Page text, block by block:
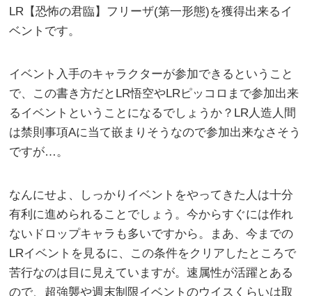
LR【恐怖の君臨】フリーザ(第一形態)を獲得出来るイ
ベントです。
イベント入手のキャラクターが参加できるということ
で、この書き方だとLR悟空やLRピッコロまで参加出来
るイベントということになるでしょうか？LR人造人間
は禁則事項Aに当て嵌まりそうなので参加出来なさそう
ですが…。
なんにせよ、しっかりイベントをやってきた人は十分
有利に進められることでしょう。今からすぐには作れ
ないドロップキャラも多いですから。まあ、今までの
LRイベントを見るに、この条件をクリアしたところで
苦行なのは目に見えていますが。速属性が活躍とある
ので、超強襲や週末制限イベントのウイスくらいは取